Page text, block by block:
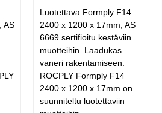
AS
Luotettava Formply F14
2400 x 1200 x 17mm, AS
6669 sertifioitu kestäviin
muotteihin. Laadukas
vaneri rakentamiseen.
ROCPLY Formply F14
2400 x 1200 x 17mm on
suunniteltu luotettaviin